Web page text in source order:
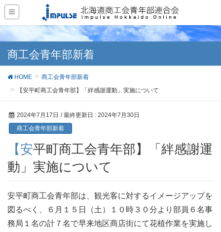
商工会青年部新着
HOME
商工会青年部新着
【安平町商工会青年部】「絆感謝運動」実施について
2024年7月17日 / 最終更新日 : 2024年7月30日
商工会青年部新着
【安平町商工会青年部】「絆感謝運
動」実施について
安平町商工会青年部は、観光客に対するイメージアップを
図るべく、６月１５日（土）１０時３０分より部員６名事
務局１名の計７名で早来地区商店街にて花植作業を実施し